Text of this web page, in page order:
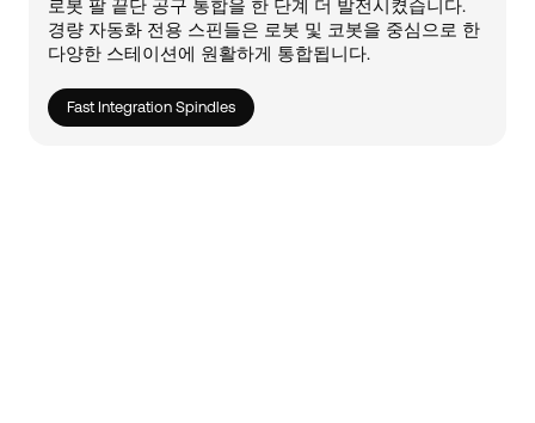
로봇 팔 끝단 공구 통합을 한 단계 더 발전시켰습니다.
경량 자동화 전용 스핀들은 로봇 및 코봇을 중심으로 한
다양한 스테이션에 원활하게 통합됩니다.
Fast Integration Spindles